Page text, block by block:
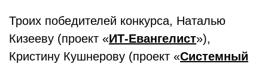
Троих победителей конкурса, Наталью
Кизееву (проект «ИТ-Евангелист»),
Кристину Кушнерову (проект «Системный